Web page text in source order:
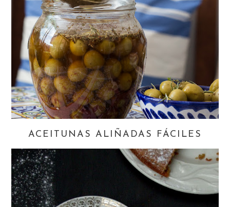
ACEITUNAS ALIÑADAS FÁCILES